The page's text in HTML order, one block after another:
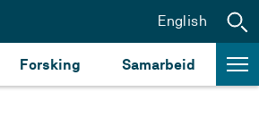
Forsking Samarbeid
English